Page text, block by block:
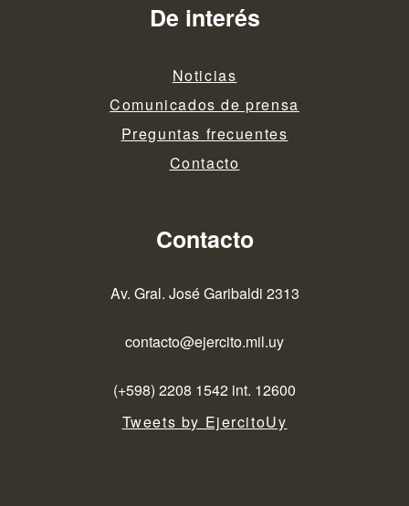
De interés
Noticias
Comunicados de prensa
Preguntas frecuentes
Contacto
Contacto
Av. Gral. José Garibaldi 2313
contacto@ejercito.mil.uy
(+598) 2208 1542 int. 12600
Tweets by EjercitoUy